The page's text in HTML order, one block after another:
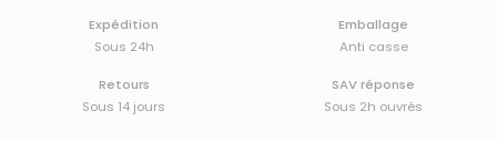
Expédition
Sous 24h
Emballage
Anti casse
Retours
Sous 14 jours
SAV réponse
Sous 2h ouvrés